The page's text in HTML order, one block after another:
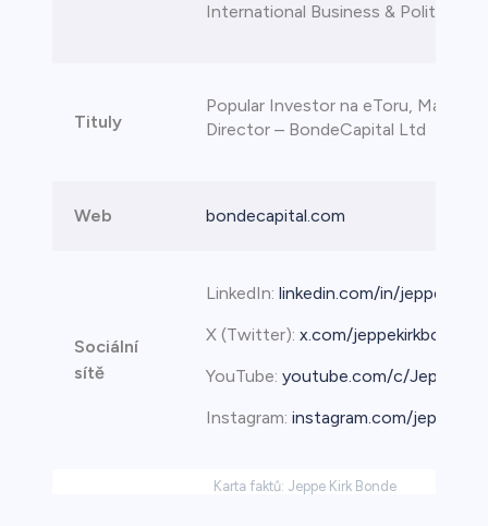
Karta faktů: Jeppe Kirk Bonde
International Business & Politics
Tituly
Popular Investor na eToru,
Director – BondeCapital Ltd
Web bondecapital.com
Sociální
sítě
LinkedIn: linkedin.com/in/
X (Twitter): x.com/jeppekirkbonde
YouTube: youtube.com/c/
Instagram: instagram.com/